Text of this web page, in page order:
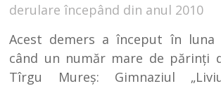
derulare începând din anul 2010
Acest demers a început în luna
când un număr mare de părinţi
Tîrgu Mureş: Gimnaziul